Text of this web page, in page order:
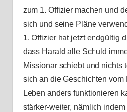
zum 1. Offizier machen und
sich und seine Pläne
1. Offizier hat jetzt endgültig
dass Harald alle Schuld
Missionar schiebt und nichts
sich an die Geschichten vom
Leben anders funktionieren
stärker-weiter, nämlich